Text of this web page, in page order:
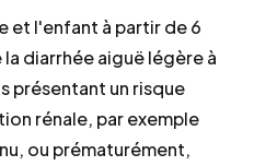
et l'enfant à partir de 6
diarrhée aiguë légère à
présentant un risque
rénale, par exemple
ou prématurément,